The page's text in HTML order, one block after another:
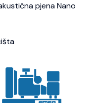
pjena Nano